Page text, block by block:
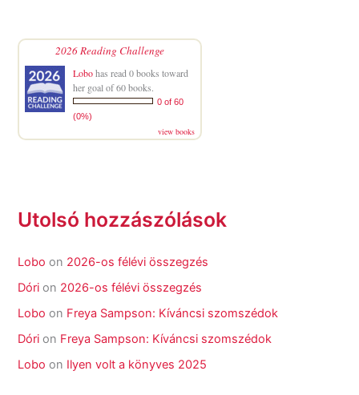
2026 Reading Challenge
Lobohas read 0 books toward
her goal of 60 books.
0 of 60
(0%)
view books
Utolsó hozzászólások
Lobo on 2026-os félévi összegzés
Dóri on 2026-os félévi összegzés
Lobo on Freya Sampson: Kíváncsi szomszédok
Dóri on Freya Sampson: Kíváncsi szomszédok
Lobo on Ilyen volt a könyves 2025